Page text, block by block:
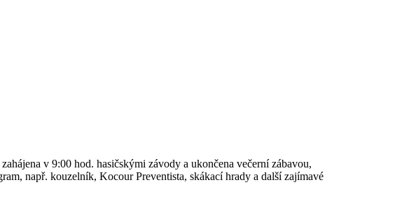
v 9:00 hod. hasičskými závody a ukončena večerní zábavou,
např. kouzelník, Kocour Preventista, skákací hrady a další zajímavé